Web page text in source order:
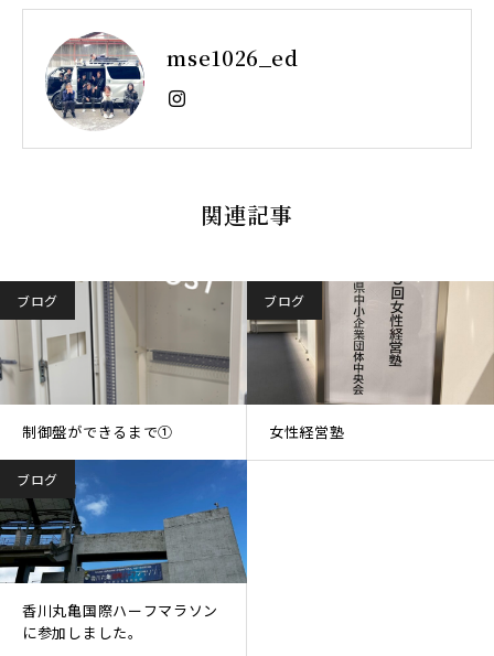
mse1026_ed
関連記事
ブログ
制御盤ができるまで①
ブログ
女性経営塾
ブログ
香川丸亀国際ハーフマラソン
に参加しました。